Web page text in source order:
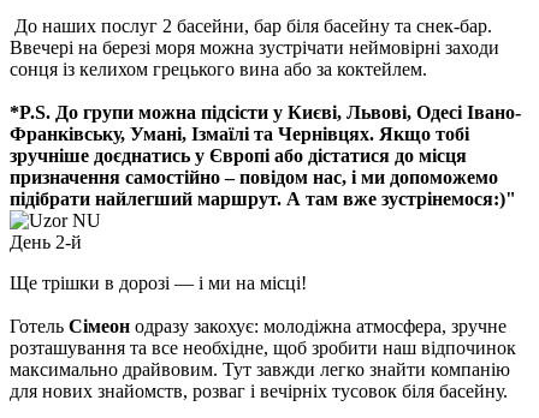
До наших послуг 2 басейни, бар біля басейну та снек-бар.
Ввечері на березі моря можна зустрічати неймовірні заходи
сонця із келихом грецького вина або за коктейлем.
*P.S. До групи можна підсісти у Києві, Львові, Одесі Івано-
Франківську, Умані, Ізмаїлі та Чернівцях. Якщо тобі
зручніше доєднатись у Європі або дістатися до місця
призначення самостійно – повідом нас, і ми допоможемо
підібрати найлегший маршрут. А там вже зустрінемося:)"
День 2-й
Ще трішки в дорозі — і ми на місці!
Готель Сімеон одразу закохує: молодіжна атмосфера, зручне
розташування та все необхідне, щоб зробити наш відпочинок
максимально драйвовим. Тут завжди легко знайти компанію
для нових знайомств, розваг і вечірніх тусовок біля басейну.